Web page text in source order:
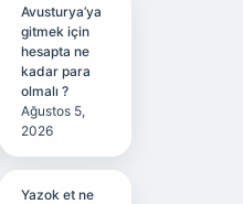
Avusturya’ya
gitmek için
hesapta ne
kadar para
olmalı ?
Ağustos 5,
2026
Yazok et ne